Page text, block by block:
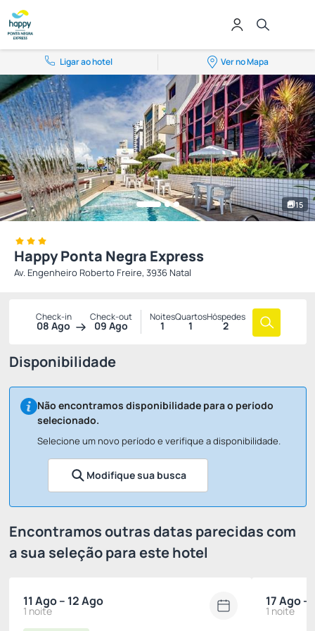
Ligar ao hotel Ver no Mapa
15
Happy Ponta Negra Express
Av. Engenheiro Roberto Freire, 3936 Natal
Check-in
08 Ago
Check-out
09 Ago
Noites
1
Quartos
1
Hóspedes
2
Disponibilidade
Não encontramos disponibilidade para o período
selecionado.
Selecione um novo período e verifique a disponibilidade.
Modifique sua busca
Encontramos outras datas parecidas com
a sua seleção para este hotel
11 Ago – 12 Ago
1 noite
17 Ago –
1 noite